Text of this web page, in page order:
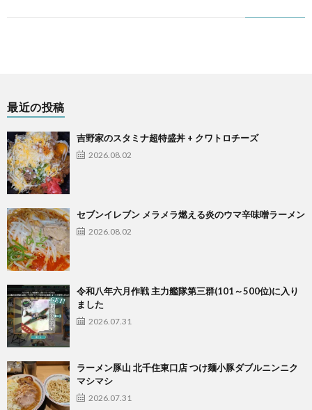
最近の投稿
吉野家のスタミナ超特盛丼 + クワトロチーズ
2026.08.02
セブンイレブン メラメラ燃える炎のウマ辛味噌ラーメン
2026.08.02
令和八年六月作戦 主力艦隊第三群(101～500位)に入り
ました
2026.07.31
ラーメン豚山 北千住東口店 つけ麺小豚ダブルニンニク
マシマシ
2026.07.31